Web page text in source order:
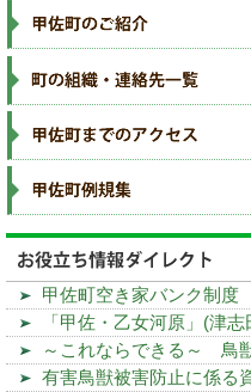
甲佐町空き家バンク制度
「甲佐・乙女河原」(津
～これならできる～ 鳥
有害鳥獣被害防止に係る